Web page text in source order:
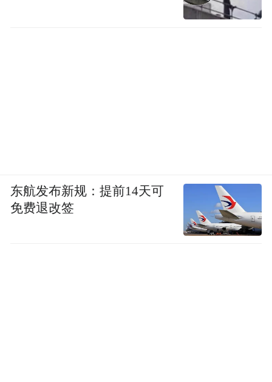
东航发布新规：提前14天可
免费退改签